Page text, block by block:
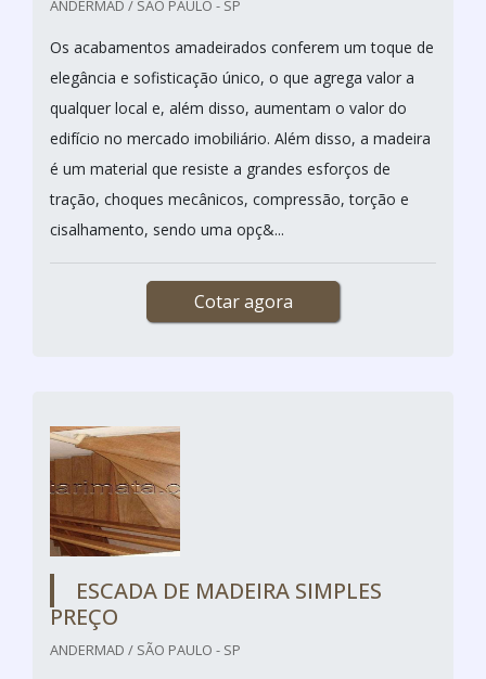
ANDERMAD / SÃO PAULO - SP
Os acabamentos amadeirados conferem um toque de
elegância e sofisticação único, o que agrega valor a
qualquer local e, além disso, aumentam o valor do
edifício no mercado imobiliário. Além disso, a madeira
é um material que resiste a grandes esforços de
tração, choques mecânicos, compressão, torção e
cisalhamento, sendo uma opç&...
Cotar agora
ESCADA DE MADEIRA SIMPLES
PREÇO
ANDERMAD / SÃO PAULO - SP